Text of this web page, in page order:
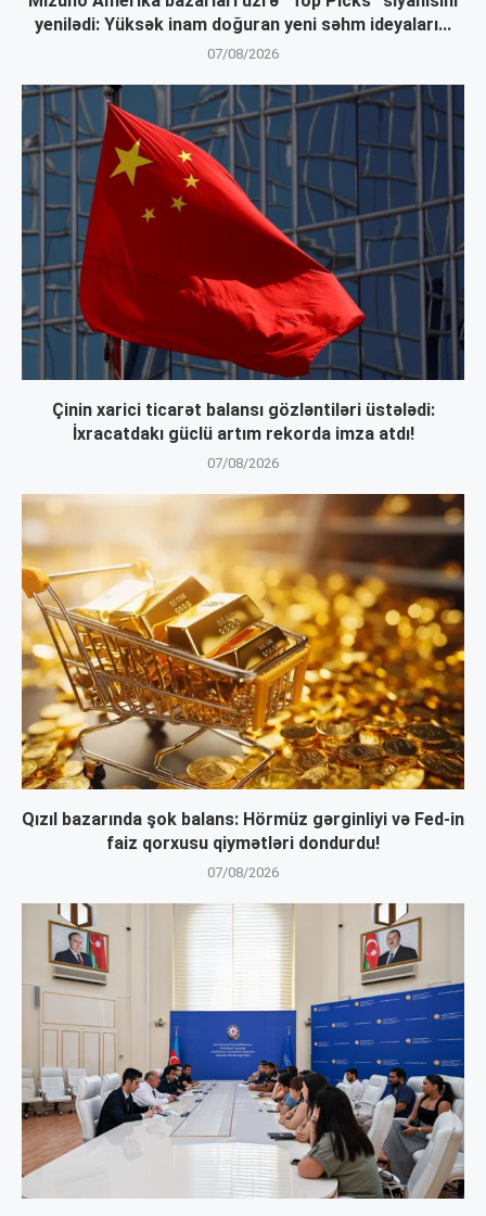
yenilədi: Yüksək inam doğuran yeni səhm ideyaları...
07/08/2026
Çinin xarici ticarət balansı gözləntiləri üstələdi:
İxracatdakı güclü artım rekorda imza atdı!
07/08/2026
Qızıl bazarında şok balans: Hörmüz gərginliyi və Fed-in
faiz qorxusu qiymətləri dondurdu!
07/08/2026